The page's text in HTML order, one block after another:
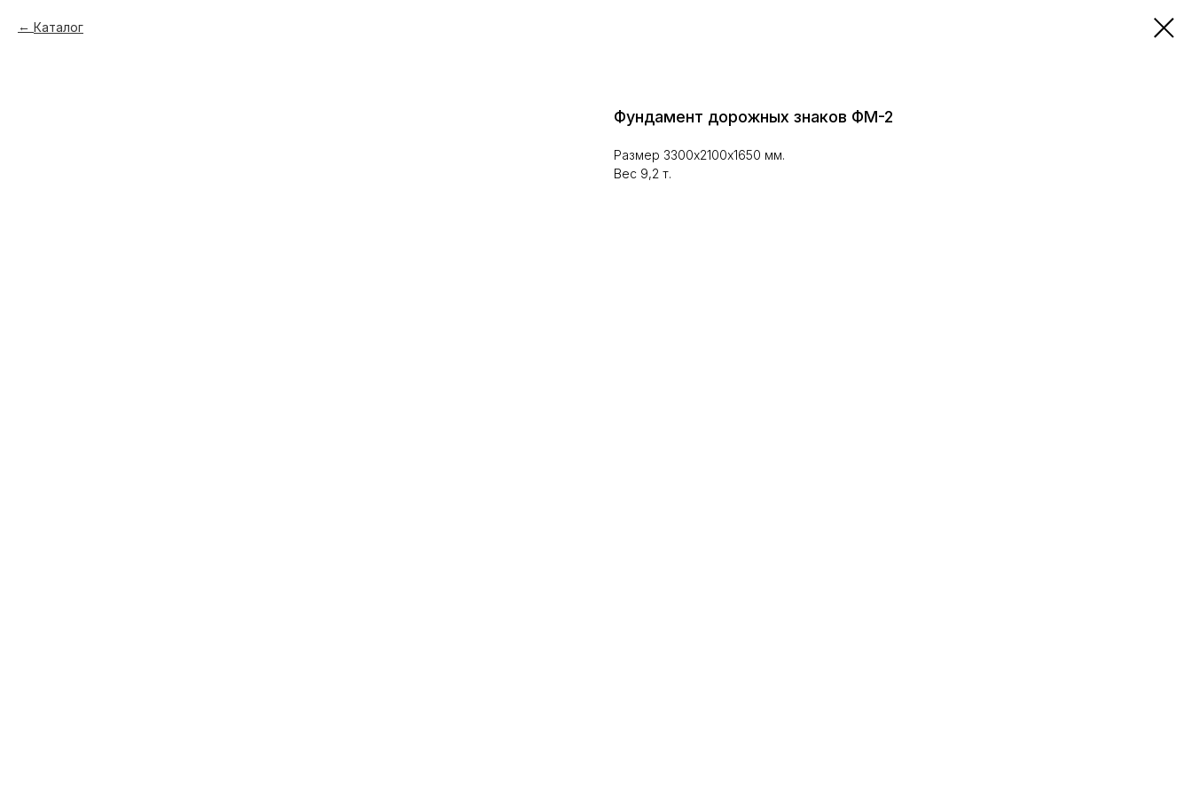
Каталог
Фундамент дорожных знаков ФМ-2
Размер 3300х2100х1650 мм.
Вес 9,2 т.